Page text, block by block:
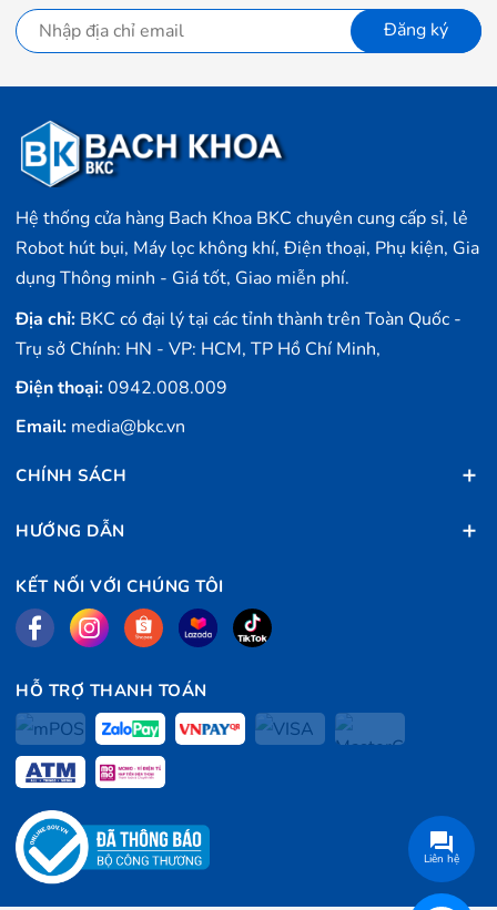
Đăng ký
Hệ thống cửa hàng Bach Khoa BKC chuyên cung cấp sỉ, lẻ
Robot hút bụi, Máy lọc không khí, Điện thoại, Phụ kiện, Gia
dụng Thông minh - Giá tốt, Giao miễn phí.
Địa chỉ: BKC có đại lý tại các tỉnh thành trên Toàn Quốc -
Trụ sở Chính: HN - VP: HCM, TP Hồ Chí Minh,
Điện thoại:0942.008.009
Email: media@bkc.vn
CHÍNH SÁCH
HƯỚNG DẪN
KẾT NỐI VỚI CHÚNG TÔI
HỖ TRỢ THANH TOÁN
Liên hệ